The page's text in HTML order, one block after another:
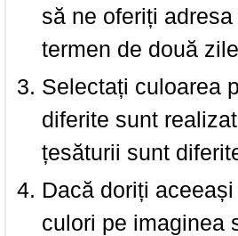
să ne oferiți
termen de două
Selectați culoarea
diferite sunt
țesăturii sunt
Dacă doriți
culori pe imaginea